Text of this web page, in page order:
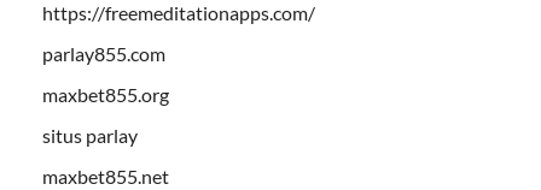
https://freemeditationapps.com/
parlay855.com
maxbet855.org
situs parlay
maxbet855.net